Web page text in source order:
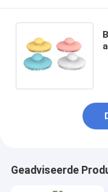
Geadviseerde